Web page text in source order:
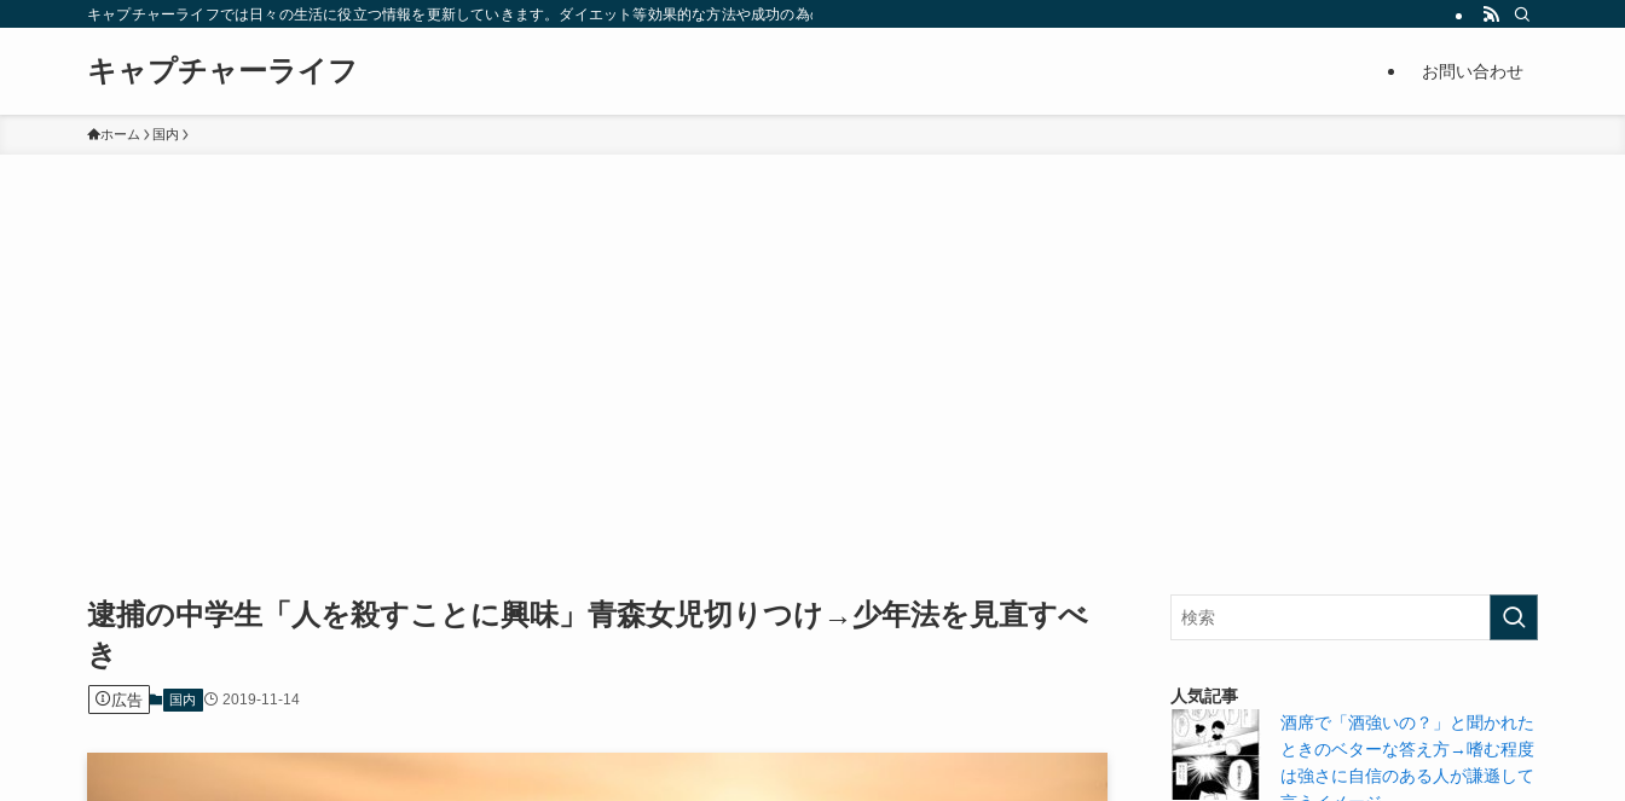
キャプチャーライフでは日々の生活に役立つ情報を更新していきます。ダイエット等効果的な方法や成功の為の秘訣等。太ったり悩んでいる方々が簡単に痩せることが出来るように分かりやすくまとめています。
キャプチャーライフ お問い合わせ
ホーム 国内
逮捕の中学生「人を殺すことに興味」青森女児切りつけ→少年法を見直すべ
き
広告 国内 2019-11-14
人気記事
酒席で「酒強いの？」と聞かれた
ときのベターな答え方→嗜む程度
は強さに自信のある人が謙遜して